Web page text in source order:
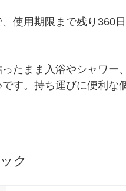
使用期限まで残り360
たまま入浴やシャワ
す。持ち運びに便利な
ク